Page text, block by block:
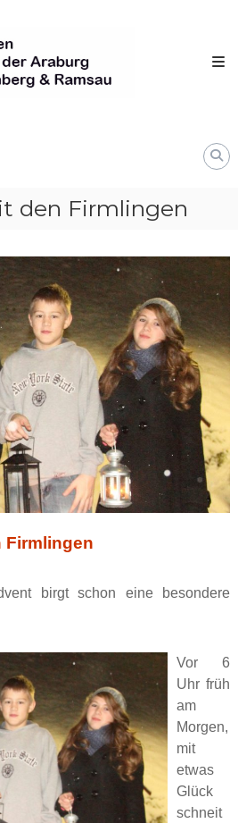
den Firmlingen
Firmlingen
birgt schon eine besondere
Vor 6
Uhr früh
am
Morgen,
mit
etwas
Glück
schneit